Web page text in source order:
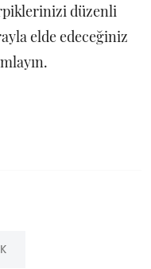
düzenli
elde edeceğiniz